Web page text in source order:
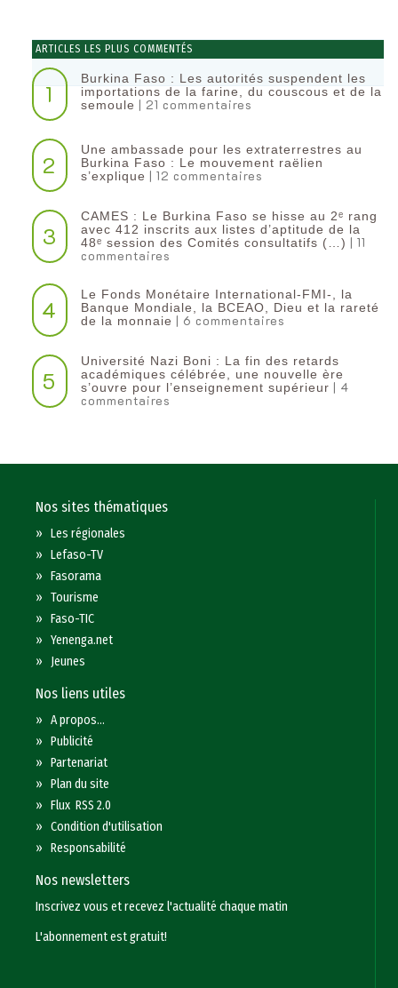
ARTICLES LES PLUS COMMENTÉS
1
Burkina Faso : Les autorités suspendent les
importations de la farine, du couscous et de la
semoule | 21 commentaires
2
Une ambassade pour les extraterrestres au
Burkina Faso : Le mouvement raëlien
s’explique | 12 commentaires
3
CAMES : Le Burkina Faso se hisse au 2ᵉ rang
avec 412 inscrits aux listes d’aptitude de la
48ᵉ session des Comités consultatifs (…) | 11
commentaires
4
Le Fonds Monétaire International-FMI-, la
Banque Mondiale, la BCEAO, Dieu et la rareté
de la monnaie | 6 commentaires
5
Université Nazi Boni : La fin des retards
académiques célébrée, une nouvelle ère
s’ouvre pour l’enseignement supérieur | 4
commentaires
Nos sites thématiques
»Les régionales
»Lefaso-TV
»Fasorama
»Tourisme
»Faso-TIC
»Yenenga.net
» Jeunes
Nos liens utiles
»A propos...
»Publicité
»Partenariat
»Plan du site
»Flux RSS 2.0
»Condition d'utilisation
»Responsabilité
Nos newsletters
Inscrivez vous et recevez l'actualité chaque matin
L'abonnement est gratuit!